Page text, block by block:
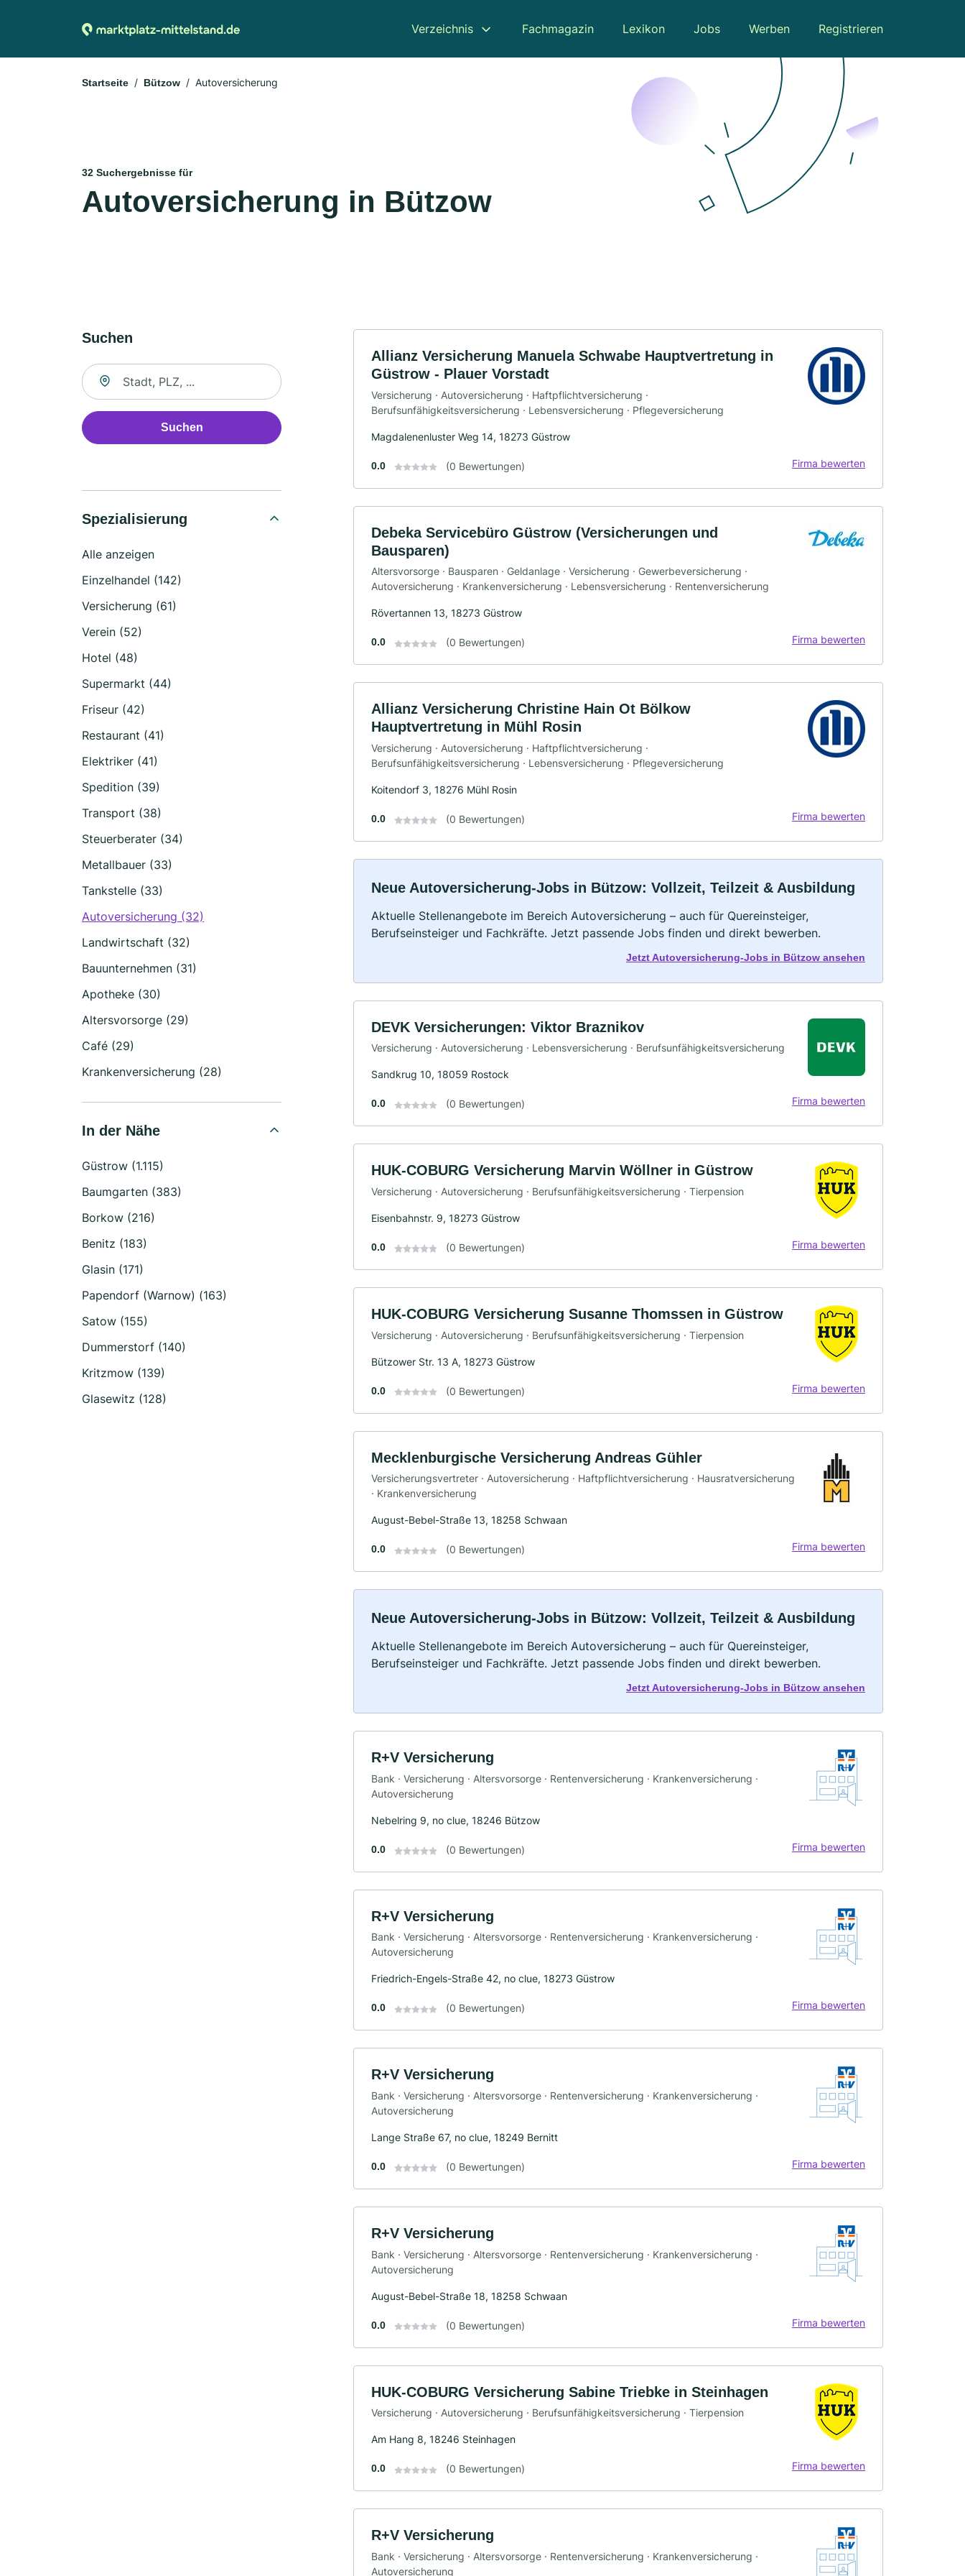
Verzeichnis Fachmagazin Lexikon Jobs Werben Registrieren
Startseite Bützow Autoversicherung
32 Suchergebnisse für
Autoversicherung in Bützow
Suchen
Suche nach Ort
Suchen
Spezialisierung
Alle anzeigen
Einzelhandel (142)
Versicherung (61)
Verein (52)
Hotel (48)
Supermarkt (44)
Friseur (42)
Restaurant (41)
Elektriker (41)
Spedition (39)
Transport (38)
Steuerberater (34)
Metallbauer (33)
Tankstelle (33)
Autoversicherung (32)
Landwirtschaft (32)
Bauunternehmen (31)
Apotheke (30)
Altersvorsorge (29)
Café (29)
Krankenversicherung (28)
In der Nähe
Güstrow (1.115)
Baumgarten (383)
Borkow (216)
Benitz (183)
Glasin (171)
Papendorf (Warnow) (163)
Satow (155)
Dummerstorf (140)
Kritzmow (139)
Glasewitz (128)
Allianz Versicherung Manuela Schwabe Hauptvertretung in
Güstrow - Plauer Vorstadt
Versicherung · Autoversicherung · Haftpflichtversicherung ·
Berufsunfähigkeitsversicherung · Lebensversicherung · Pflegeversicherung
Magdalenenluster Weg 14, 18273 Güstrow
0.0 (0 Bewertungen) Firma bewerten
Debeka Servicebüro Güstrow (Versicherungen und
Bausparen)
Altersvorsorge · Bausparen · Geldanlage · Versicherung · Gewerbeversicherung ·
Autoversicherung · Krankenversicherung · Lebensversicherung · Rentenversicherung
Rövertannen 13, 18273 Güstrow
0.0 (0 Bewertungen) Firma bewerten
Allianz Versicherung Christine Hain Ot Bölkow
Hauptvertretung in Mühl Rosin
Versicherung · Autoversicherung · Haftpflichtversicherung ·
Berufsunfähigkeitsversicherung · Lebensversicherung · Pflegeversicherung
Koitendorf 3, 18276 Mühl Rosin
0.0 (0 Bewertungen) Firma bewerten
Neue Autoversicherung-Jobs in Bützow: Vollzeit, Teilzeit & Ausbildung
Aktuelle Stellenangebote im Bereich Autoversicherung – auch für Quereinsteiger,
Berufseinsteiger und Fachkräfte. Jetzt passende Jobs finden und direkt bewerben.
Jetzt Autoversicherung-Jobs in Bützow ansehen
DEVK Versicherungen: Viktor Braznikov
Versicherung · Autoversicherung · Lebensversicherung · Berufsunfähigkeitsversicherung
Sandkrug 10, 18059 Rostock
0.0 (0 Bewertungen) Firma bewerten
HUK-COBURG Versicherung Marvin Wöllner in Güstrow
Versicherung · Autoversicherung · Berufsunfähigkeitsversicherung · Tierpension
Eisenbahnstr. 9, 18273 Güstrow
0.0 (0 Bewertungen) Firma bewerten
HUK-COBURG Versicherung Susanne Thomssen in Güstrow
Versicherung · Autoversicherung · Berufsunfähigkeitsversicherung · Tierpension
Bützower Str. 13 A, 18273 Güstrow
0.0 (0 Bewertungen) Firma bewerten
Mecklenburgische Versicherung Andreas Gühler
Versicherungsvertreter · Autoversicherung · Haftpflichtversicherung · Hausratversicherung
· Krankenversicherung
August-Bebel-Straße 13, 18258 Schwaan
0.0 (0 Bewertungen) Firma bewerten
Neue Autoversicherung-Jobs in Bützow: Vollzeit, Teilzeit & Ausbildung
Aktuelle Stellenangebote im Bereich Autoversicherung – auch für Quereinsteiger,
Berufseinsteiger und Fachkräfte. Jetzt passende Jobs finden und direkt bewerben.
Jetzt Autoversicherung-Jobs in Bützow ansehen
R+V Versicherung
Bank · Versicherung · Altersvorsorge · Rentenversicherung · Krankenversicherung ·
Autoversicherung
Nebelring 9, no clue, 18246 Bützow
0.0 (0 Bewertungen) Firma bewerten
R+V Versicherung
Bank · Versicherung · Altersvorsorge · Rentenversicherung · Krankenversicherung ·
Autoversicherung
Friedrich-Engels-Straße 42, no clue, 18273 Güstrow
0.0 (0 Bewertungen) Firma bewerten
R+V Versicherung
Bank · Versicherung · Altersvorsorge · Rentenversicherung · Krankenversicherung ·
Autoversicherung
Lange Straße 67, no clue, 18249 Bernitt
0.0 (0 Bewertungen) Firma bewerten
R+V Versicherung
Bank · Versicherung · Altersvorsorge · Rentenversicherung · Krankenversicherung ·
Autoversicherung
August-Bebel-Straße 18, 18258 Schwaan
0.0 (0 Bewertungen) Firma bewerten
HUK-COBURG Versicherung Sabine Triebke in Steinhagen
Versicherung · Autoversicherung · Berufsunfähigkeitsversicherung · Tierpension
Am Hang 8, 18246 Steinhagen
0.0 (0 Bewertungen) Firma bewerten
R+V Versicherung
Bank · Versicherung · Altersvorsorge · Rentenversicherung · Krankenversicherung ·
Autoversicherung